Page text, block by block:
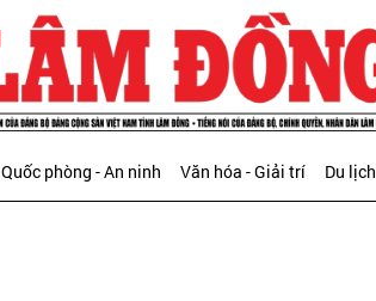
Quốc phòng - An ninh Văn hóa - Giải trí Du lịch